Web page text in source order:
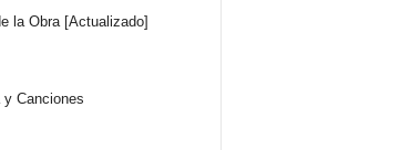
la Obra [Actualizado]
y Canciones